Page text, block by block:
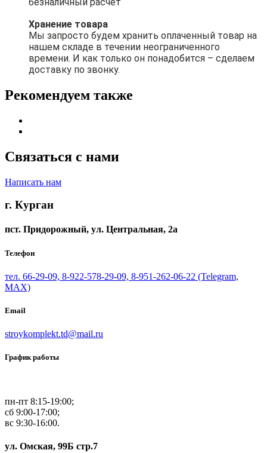
Хранение товара
Мы запросто будем хранить оплаченный товар на
нашем складе в течении неограниченного
времени. И как только он понадобится – сделаем
доставку по звонку.
Рекомендуем также
Связаться с нами
Написать нам
г. Курган
пст. Придорожный, ул. ​Центральная, 2а
Телефон
тел. 66-29-09, 8-922-578-29-09, 8-951-262-06-22 (Telegram,
MAX)
Email
stroykomplekt.td@mail.ru
График работы
пн-пт 8:15-19:00;
сб 9:00-17:00;
вс 9:30-16:00.
ул. Омская, 99Б стр.7